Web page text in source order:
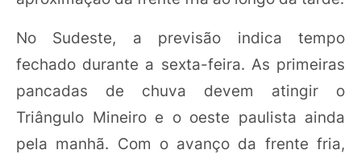
No Sudeste, a previsão indica tempo
fechado durante a sexta-feira. As primeiras
pancadas de chuva devem atingir o
Triângulo Mineiro e o oeste paulista ainda
pela manhã. Com o avanço da frente fria,